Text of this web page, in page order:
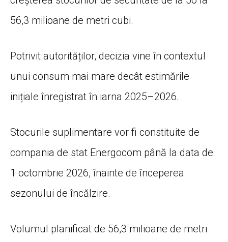
56,3 milioane de metri cubi.
Potrivit autorităților, decizia vine în contextul
unui consum mai mare decât estimările
inițiale înregistrat în iarna 2025–2026.
Stocurile suplimentare vor fi constituite de
compania de stat Energocom până la data de
1 octombrie 2026, înainte de începerea
sezonului de încălzire.
Volumul planificat de 56,3 milioane de metri